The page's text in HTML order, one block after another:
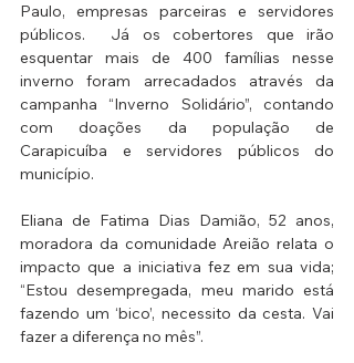
Paulo, empresas parceiras e servidores
públicos.  Já os cobertores que irão
esquentar mais de 400 famílias nesse
inverno foram arrecadados através da
campanha “Inverno Solidário”, contando
com doações da população de
Carapicuíba e servidores públicos do
município.
Eliana de Fatima Dias Damião, 52 anos,
moradora da comunidade Areião relata o
impacto que a iniciativa fez em sua vida;
“Estou desempregada, meu marido está
fazendo um ‘bico’, necessito da cesta. Vai
fazer a diferença no mês”.